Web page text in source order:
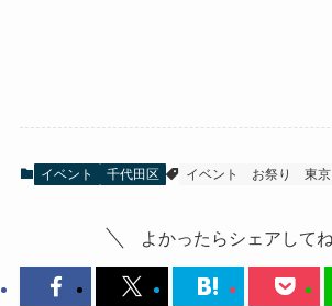
イベント 千代田区 イベント お祭り 東京
よかったらシェアしてね